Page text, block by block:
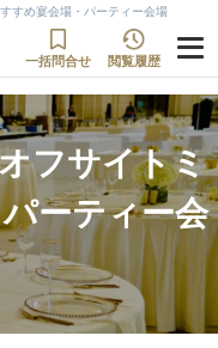
すめ宴会場・パーティー会場
一括問合せ 閲覧履歴
フサイトミ
ーティー会